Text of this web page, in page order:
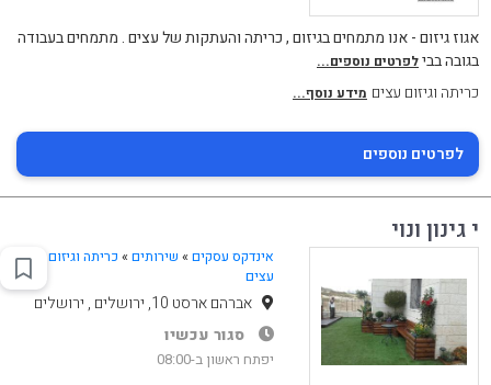
אגוז גיזום - אנו מתמחים בגיזום , כריתה והעתקות של עצים . מתמחים בעבודה
בגובה בבילפרטים נוספים...
כריתה וגיזום עצים מידע נוסף...
לפרטים נוספים
י גינון ונוי
אינדקס עסקים » שירותים» כריתה וגיזום
עצים
אברהם ארסט 10, ירושלים , ירושלים
סגור עכשיו
יפתח ראשון ב-08:00